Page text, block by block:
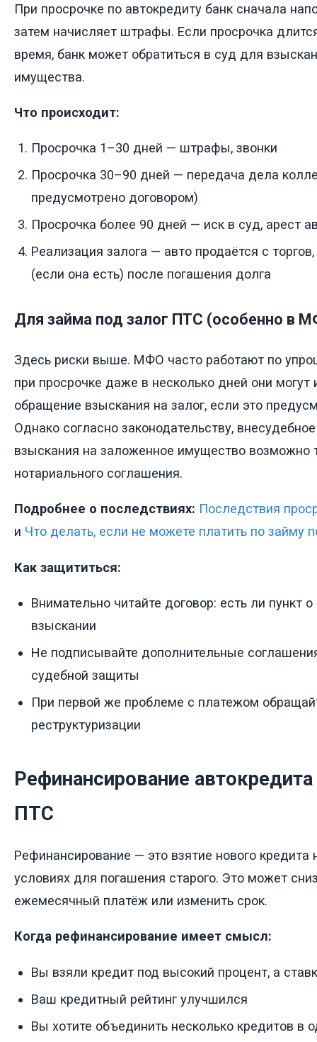
При просрочке по автокредиту банк сначала
затем начисляет штрафы. Если просрочка
время, банк может обратиться в суд для
имущества.
Что происходит:
Просрочка 1–30 дней — штрафы, звонки
Просрочка 30–90 дней — передача дела
предусмотрено договором)
Просрочка более 90 дней — иск в суд, арест
Реализация залога — авто продаётся с
(если она есть) после погашения долга
Для займа под залог ПТС (особенно в
Здесь риски выше. МФО часто работают по
при просрочке даже в несколько дней они могут
обращение взыскания на залог, если это
Однако согласно законодательству,
взыскания на заложенное имущество возможно
нотариального соглашения.
Подробнее о последствиях: Последствия
и Что делать, если не можете платить по займу
Как защититься:
Внимательно читайте договор: есть ли пункт
взыскании
Не подписывайте дополнительные
судебной защиты
При первой же проблеме с платежом
реструктуризации
Рефинансирование
ПТС
Рефинансирование — это взятие нового
условиях для погашения старого. Это может
ежемесячный платёж или изменить срок.
Когда рефинансирование имеет смысл:
Вы взяли кредит под высокий процент, а
Ваш кредитный рейтинг улучшился
Вы хотите объединить несколько кредитов в